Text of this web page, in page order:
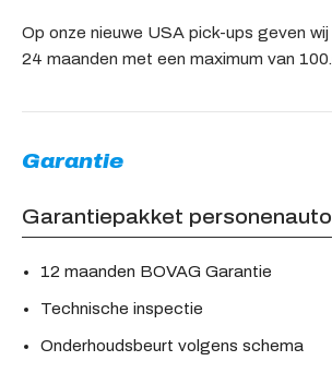
Op onze nieuwe USA pick-ups geven
24 maanden met een maximum van
Garantie
Garantiepakket personenauto
12 maanden BOVAG Garantie
Technische inspectie
Onderhoudsbeurt volgens schema